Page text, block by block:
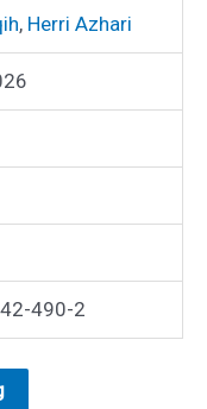
, Herri Azhari
490-2